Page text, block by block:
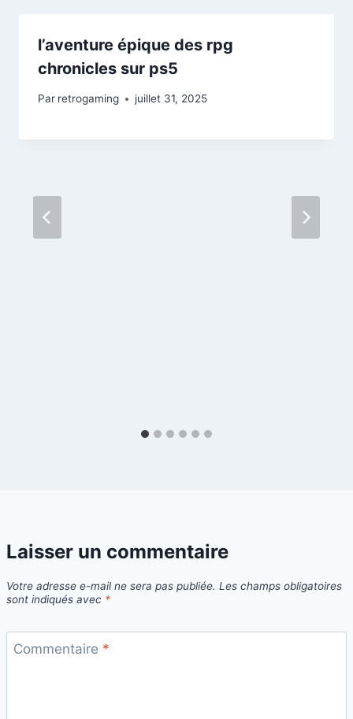
l’aventure épique des rpg
chronicles sur ps5
Par retrogaming juillet 31, 2025
Laisser un commentaire
Votre adresse e-mail ne sera pas publiée. Les champs obligatoires
sont indiqués avec *
Commentaire *